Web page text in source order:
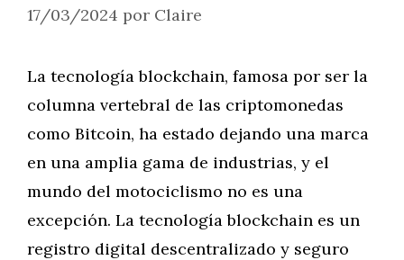
17/03/2024 por Claire
La tecnología blockchain, famosa por ser la
columna vertebral de las criptomonedas
como Bitcoin, ha estado dejando una marca
en una amplia gama de industrias, y el
mundo del motociclismo no es una
excepción. La tecnología blockchain es un
registro digital descentralizado y seguro